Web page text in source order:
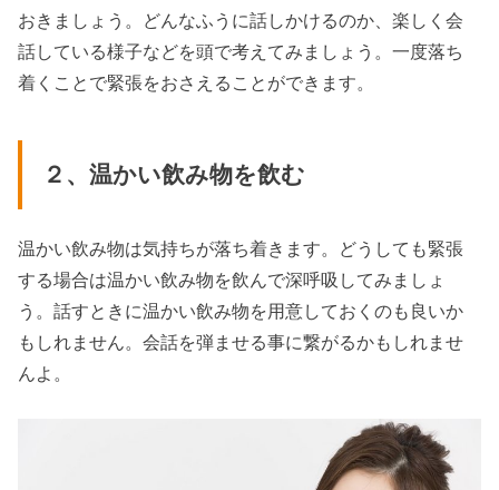
おきましょう。どんなふうに話しかけるのか、楽しく会
話している様子などを頭で考えてみましょう。一度落ち
着くことで緊張をおさえることができます。
２、温かい飲み物を飲む
温かい飲み物は気持ちが落ち着きます。どうしても緊張
する場合は温かい飲み物を飲んで深呼吸してみましょ
う。話すときに温かい飲み物を用意しておくのも良いか
もしれません。会話を弾ませる事に繋がるかもしれませ
んよ。